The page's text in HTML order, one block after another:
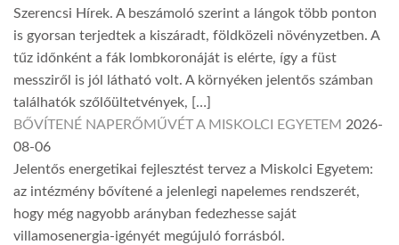
Szerencsi Hírek. A beszámoló szerint a lángok több ponton
is gyorsan terjedtek a kiszáradt, földközeli növényzetben. A
tűz időnként a fák lombkoronáját is elérte, így a füst
messziről is jól látható volt. A környéken jelentős számban
találhatók szőlőültetvények, […]
BŐVÍTENÉ NAPERŐMŰVÉT A MISKOLCI EGYETEM 2026-
08-06
Jelentős energetikai fejlesztést tervez a Miskolci Egyetem:
az intézmény bővítené a jelenlegi napelemes rendszerét,
hogy még nagyobb arányban fedezhesse saját
villamosenergia-igényét megújuló forrásból.